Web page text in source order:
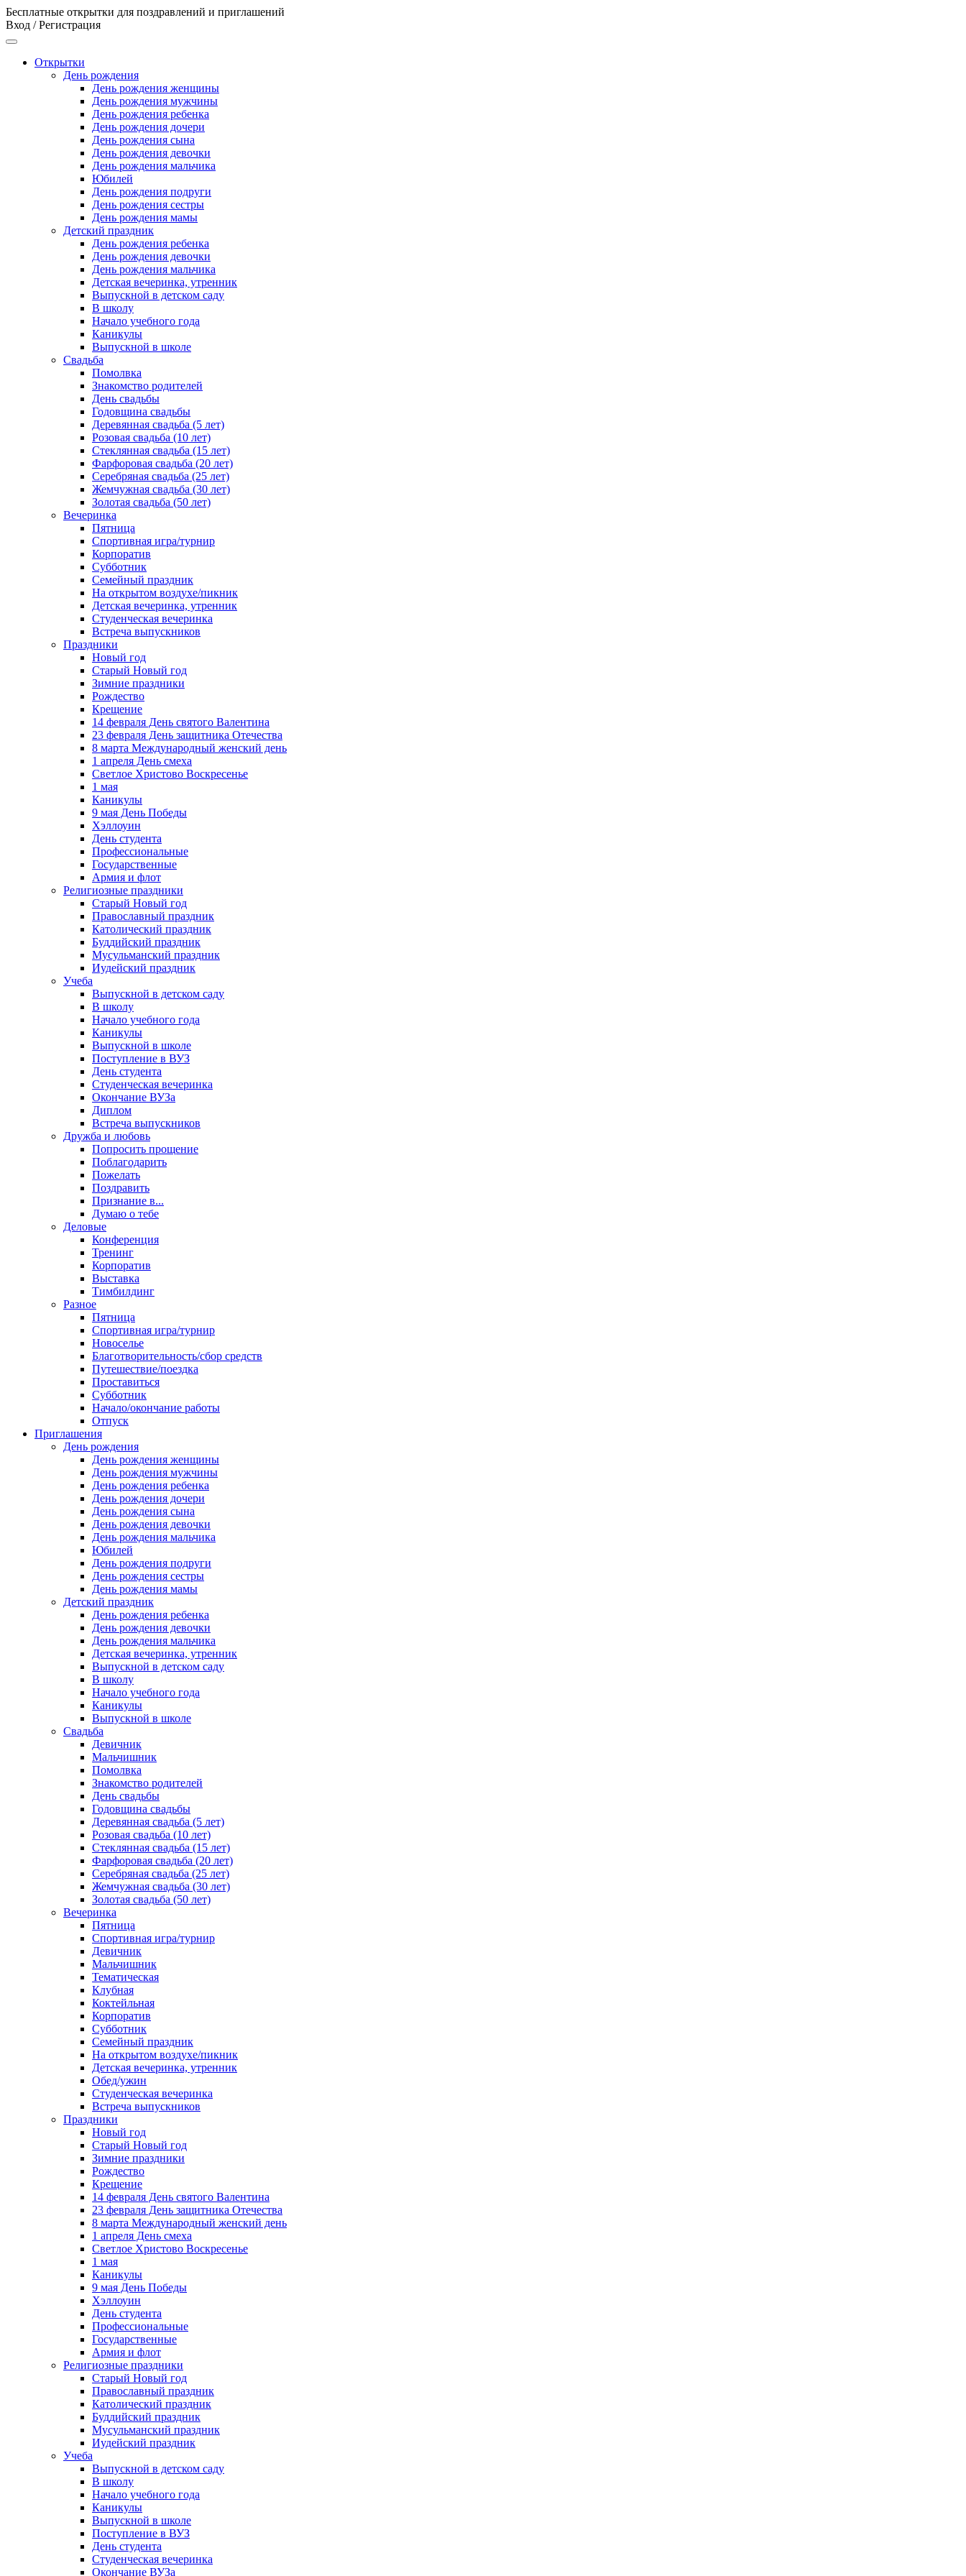
Бесплатные открытки для поздравлений и приглашений
Вход / Регистрация
Открытки
День рождения
День рождения женщины
День рождения мужчины
День рождения ребенка
День рождения дочери
День рождения сына
День рождения девочки
День рождения мальчика
Юбилей
День рождения подруги
День рождения сестры
День рождения мамы
Детский праздник
День рождения ребенка
День рождения девочки
День рождения мальчика
Детская вечеринка, утренник
Выпускной в детском саду
В школу
Начало учебного года
Каникулы
Выпускной в школе
Свадьба
Помолвка
Знакомство родителей
День свадьбы
Годовщина свадьбы
Деревянная свадьба (5 лет)
Розовая свадьба (10 лет)
Стеклянная свадьба (15 лет)
Фарфоровая свадьба (20 лет)
Серебряная свадьба (25 лет)
Жемчужная свадьба (30 лет)
Золотая свадьба (50 лет)
Вечеринка
Пятница
Спортивная игра/турнир
Корпоратив
Субботник
Семейный праздник
На открытом воздухе/пикник
Детская вечеринка, утренник
Студенческая вечеринка
Встреча выпускников
Праздники
Новый год
Старый Новый год
Зимние праздники
Рождество
Крещение
14 февраля День святого Валентина
23 февраля День защитника Отечества
8 марта Международный женский день
1 апреля День смеха
Светлое Христово Воскресенье
1 мая
Каникулы
9 мая День Победы
Хэллоуин
День студента
Профессиональные
Государственные
Армия и флот
Религиозные праздники
Старый Новый год
Православный праздник
Католический праздник
Буддийский праздник
Мусульманский праздник
Иудейский праздник
Учеба
Выпускной в детском саду
В школу
Начало учебного года
Каникулы
Выпускной в школе
Поступление в ВУЗ
День студента
Студенческая вечеринка
Окончание ВУЗа
Диплом
Встреча выпускников
Дружба и любовь
Попросить прощение
Поблагодарить
Пожелать
Поздравить
Признание в...
Думаю о тебе
Деловые
Конференция
Тренинг
Корпоратив
Выставка
Тимбилдинг
Разное
Пятница
Спортивная игра/турнир
Новоселье
Благотворительность/сбор средств
Путешествие/поездка
Проставиться
Субботник
Начало/окончание работы
Отпуск
Приглашения
День рождения
День рождения женщины
День рождения мужчины
День рождения ребенка
День рождения дочери
День рождения сына
День рождения девочки
День рождения мальчика
Юбилей
День рождения подруги
День рождения сестры
День рождения мамы
Детский праздник
День рождения ребенка
День рождения девочки
День рождения мальчика
Детская вечеринка, утренник
Выпускной в детском саду
В школу
Начало учебного года
Каникулы
Выпускной в школе
Свадьба
Девичник
Мальчишник
Помолвка
Знакомство родителей
День свадьбы
Годовщина свадьбы
Деревянная свадьба (5 лет)
Розовая свадьба (10 лет)
Стеклянная свадьба (15 лет)
Фарфоровая свадьба (20 лет)
Серебряная свадьба (25 лет)
Жемчужная свадьба (30 лет)
Золотая свадьба (50 лет)
Вечеринка
Пятница
Спортивная игра/турнир
Девичник
Мальчишник
Тематическая
Клубная
Коктейльная
Корпоратив
Субботник
Семейный праздник
На открытом воздухе/пикник
Детская вечеринка, утренник
Обед/ужин
Студенческая вечеринка
Встреча выпускников
Праздники
Новый год
Старый Новый год
Зимние праздники
Рождество
Крещение
14 февраля День святого Валентина
23 февраля День защитника Отечества
8 марта Международный женский день
1 апреля День смеха
Светлое Христово Воскресенье
1 мая
Каникулы
9 мая День Победы
Хэллоуин
День студента
Профессиональные
Государственные
Армия и флот
Религиозные праздники
Старый Новый год
Православный праздник
Католический праздник
Буддийский праздник
Мусульманский праздник
Иудейский праздник
Учеба
Выпускной в детском саду
В школу
Начало учебного года
Каникулы
Выпускной в школе
Поступление в ВУЗ
День студента
Студенческая вечеринка
Окончание ВУЗа